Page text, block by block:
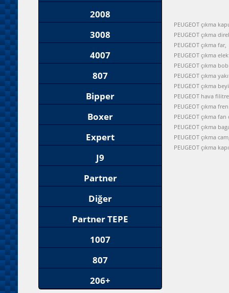
2008
3008
4007
807
Bipper
Boxer
Expert
J9
Partner
Diğer
Partner TEPE
1007
807
206+
PEUGEOT çıkma
PEUGEOT çıkma
PEUGEOT çıkma far,
PEUGEOT çıkma
PEUGEOT çıkma
PEUGEOT çıkma
PEUGEOT çıkma
PEUGEOT hava
PEUGEOT çıkma
PEUGEOT çıkma
PEUGEOT çıkma
PEUGEOT çıkma
PEUGEOT çıkma